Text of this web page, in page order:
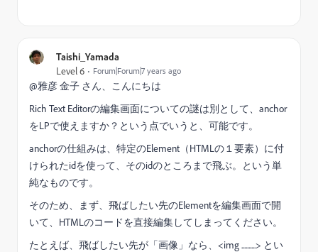
Taishi_Yamada
Level 6 Forum|Forum|7 years ago
@雅彦 金子 さん、こんにちは
Rich Text Editorの編集画面についての謎は別として、anchor
をLPで使えますか？という点でいうと、可能です。
anchorの仕組みは、特定のElement（HTMLの１要素）に付
けられたidを使って、そのidのところまで飛ぶ。という単
純なものです。
そのため、まず、飛ばしたい先のElementを編集画面で開
いて、HTMLのコードを直接編集してしまってください。
たとえば、飛ばしたい先が「画像」なら、<img ..........> とい